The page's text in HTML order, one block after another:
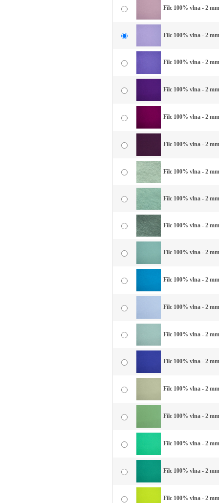
Filc 100% vlna - 2
Filc 100% vlna - 2
Filc 100% vlna - 2
Filc 100% vlna - 2
Filc 100% vlna - 2
Filc 100% vlna - 2
Filc 100% vlna - 2
Filc 100% vlna - 2
Filc 100% vlna - 2
Filc 100% vlna - 2
Filc 100% vlna - 2
Filc 100% vlna - 2
Filc 100% vlna - 2
Filc 100% vlna - 2
Filc 100% vlna - 2
Filc 100% vlna - 2
Filc 100% vlna - 2
Filc 100% vlna - 2
Filc 100% vlna - 2